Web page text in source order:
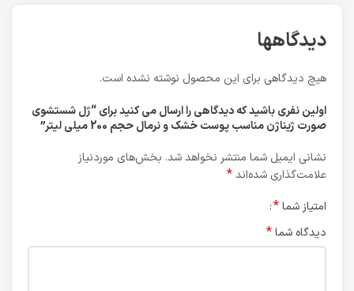
دیدگاهها
هیچ دیدگاهی برای این محصول نوشته نشده است.
اولین نفری باشید که دیدگاهی را ارسال می کنید برای “ژل شستشوی
صورت ژیناژن مناسب پوست خشک و نرمال حجم 200 میلی لیتر”
نشانی ایمیل شما منتشر نخواهد شد. بخش‌های موردنیاز
علامت‌گذاری شده‌اند*
امتیاز شما*
دیدگاه شما*